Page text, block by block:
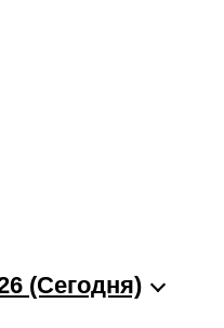
(Cегодня)